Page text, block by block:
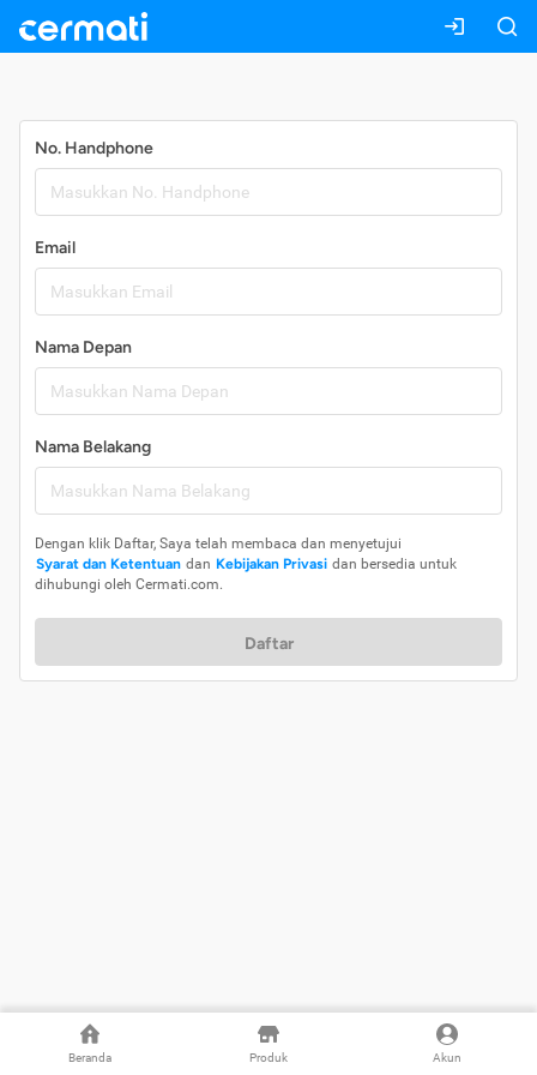
Beranda Produk Akun
No. Handphone
Email
Nama Depan
Nama Belakang
Dengan klik Daftar, Saya telah membaca dan menyetujui
Syarat dan Ketentuan dan Kebijakan Privasi dan bersedia untuk
dihubungi oleh Cermati.com.
Daftar